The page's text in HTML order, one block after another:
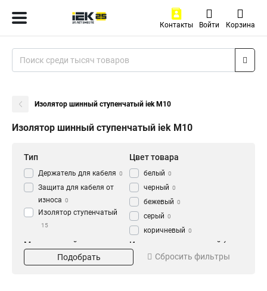
Контакты Войти Корзина
Изолятор шинный ступенчатый iek М10
Изолятор шинный ступенчатый iek М10
Тип
Держатель для кабеля 0
Защита для кабеля от
износа 0
Изолятор ступенчатый
15
Цвет товара
белый 0
черный 0
бежевый 0
серый 0
коричневый 0
Метрический размер
Изолятор ступенчатый (с
болтом)
Подобрать Сбросить фильтры